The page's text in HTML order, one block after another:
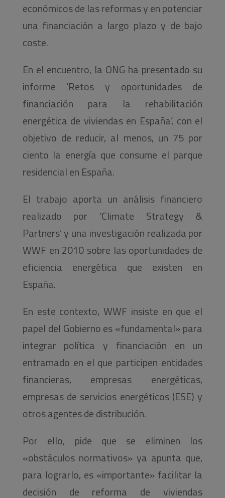
económicos de las reformas y en potenciar
una financiación a largo plazo y de bajo
coste.
En el encuentro, la ONG ha presentado su
informe ‘Retos y oportunidades de
financiación para la rehabilitación
energética de viviendas en España’, con el
objetivo de reducir, al menos, un 75 por
ciento la energía que consume el parque
residencial en España.
El trabajo aporta un análisis financiero
realizado por ‘Climate Strategy &
Partners’ y una investigación realizada por
WWF en 2010 sobre las oportunidades de
eficiencia energética que existen en
España.
En este contexto, WWF insiste en que el
papel del Gobierno es «fundamental» para
integrar política y financiación en un
entramado en el que participen entidades
financieras, empresas energéticas,
empresas de servicios energéticos (ESE) y
otros agentes de distribución.
Por ello, pide que se eliminen los
«obstáculos normativos» ya apunta que,
para lograrlo, es «importante» facilitar la
decisión de reforma de viviendas